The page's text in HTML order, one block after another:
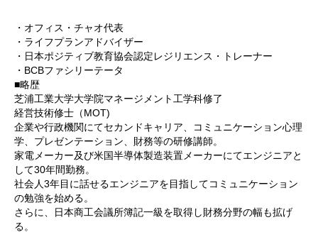
・オフィス・チャオ代表
・ライフプランアドバイザー
・日本ポジティブ教育協会認定レジリエンス・トレーナー
・BCBファシリーテータ
■略歴
芝浦工業大学大学院マネージメント工学科修了
経営技術修士（MOT)
企業や行政機関にてセカンドキャリア、コミュニケーション心理
学、プレゼンテーション、財務等の研修講師。
家電メーカー及び米国半導体製造装置メーカーにてエンジニアと
して30年間勤務。
社会人3年目に話せるエンジニアを目指してコミュニケーション
の勉強を始める。
さらに、日本商工会議所簿記一級を取得し財務分野の幅も拡げ
る。